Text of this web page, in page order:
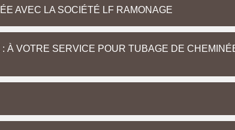
AVEC LA SOCIÉTÉ LF RAMONAGE
: À VOTRE SERVICE POUR TUBAGE DE